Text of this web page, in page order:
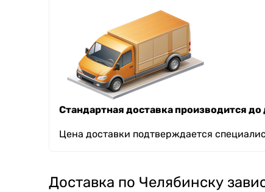
Стандартная доставка производится
Цена доставки подтверждается
Доставка по Челябинску